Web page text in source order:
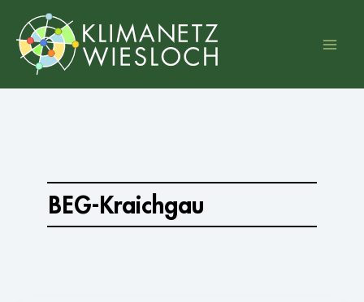
Inhalt
springen
BEG-Kraichgau